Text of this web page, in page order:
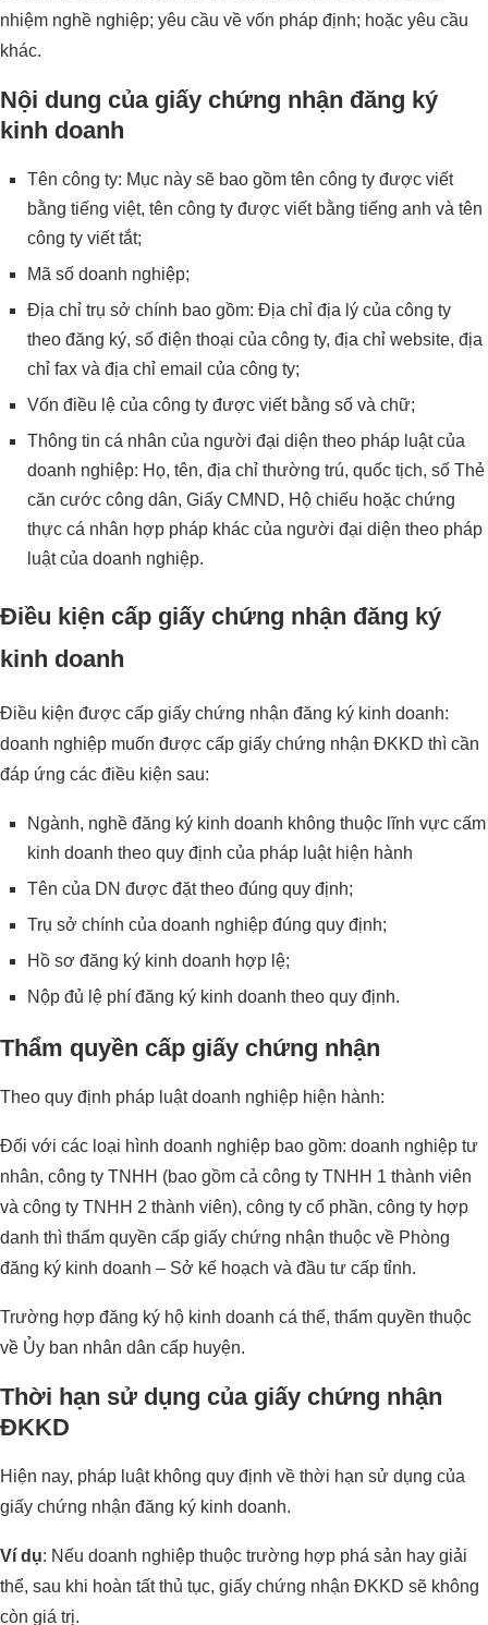
nhiệm nghề nghiệp; yêu cầu về vốn pháp định; hoặc yêu cầu
khác.
Nội dung của giấy chứng nhận đăng ký
kinh doanh
Tên công ty: Mục này sẽ bao gồm tên công ty được viết
bằng tiếng việt, tên công ty được viết bằng tiếng anh và tên
công ty viết tắt;
Mã số doanh nghiệp;
Địa chỉ trụ sở chính bao gồm: Địa chỉ địa lý của công ty
theo đăng ký, số điện thoại của công ty, địa chỉ website, địa
chỉ fax và địa chỉ email của công ty;
Vốn điều lệ của công ty được viết bằng số và chữ;
Thông tin cá nhân của người đại diện theo pháp luật của
doanh nghiệp: Họ, tên, địa chỉ thường trú, quốc tịch, số Thẻ
căn cước công dân, Giấy CMND, Hộ chiếu hoặc chứng
thực cá nhân hợp pháp khác của người đại diện theo pháp
luật của doanh nghiệp.
Điều kiện cấp giấy chứng nhận đăng ký
kinh doanh
Điều kiện được cấp giấy chứng nhận đăng ký kinh doanh:
doanh nghiệp muốn được cấp giấy chứng nhận ĐKKD thì cần
đáp ứng các điều kiện sau:
Ngành, nghề đăng ký kinh doanh không thuộc lĩnh vực cấm
kinh doanh theo quy định của pháp luật hiện hành
Tên của DN được đặt theo đúng quy định;
Trụ sở chính của doanh nghiệp đúng quy định;
Hồ sơ đăng ký kinh doanh hợp lệ;
Nộp đủ lệ phí đăng ký kinh doanh theo quy định.
Thẩm quyền cấp giấy chứng nhận
Theo quy định pháp luật doanh nghiệp hiện hành:
Đối với các loại hình doanh nghiệp bao gồm: doanh nghiệp tư
nhân, công ty TNHH (bao gồm cả công ty TNHH 1 thành viên
và công ty TNHH 2 thành viên), công ty cổ phần, công ty hợp
danh thì thẩm quyền cấp giấy chứng nhận thuộc về Phòng
đăng ký kinh doanh – Sở kế hoạch và đầu tư cấp tỉnh.
Trường hợp đăng ký hộ kinh doanh cá thể, thẩm quyền thuộc
về Ủy ban nhân dân cấp huyện.
Thời hạn sử dụng của giấy chứng nhận
ĐKKD
Hiện nay, pháp luật không quy định về thời hạn sử dụng của
giấy chứng nhận đăng ký kinh doanh.
Ví dụ: Nếu doanh nghiệp thuộc trường hợp phá sản hay giải
thể, sau khi hoàn tất thủ tục, giấy chứng nhận ĐKKD sẽ không
còn giá trị.